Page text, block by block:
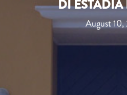
DI
August 10,